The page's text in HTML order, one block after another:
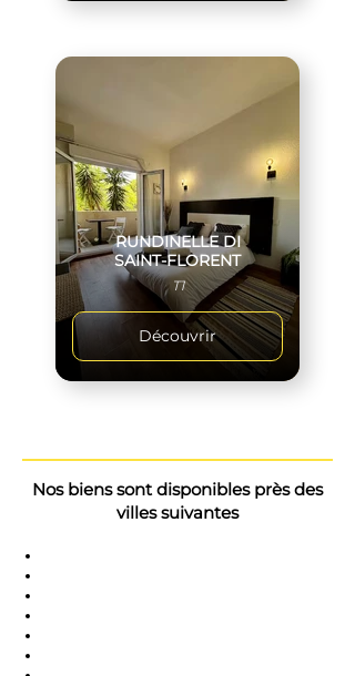
RUNDINELLE DI
SAINT-FLORENT
T1
Découvrir
Nos biens sont disponibles près des
villes suivantes